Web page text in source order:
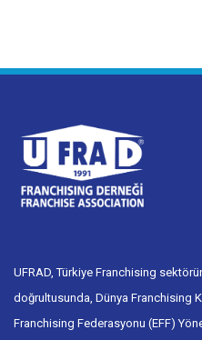
UFRAD, Türkiye Franchising
doğrultusunda, Dünya Franchising
Franchising Federasyonu (EFF)